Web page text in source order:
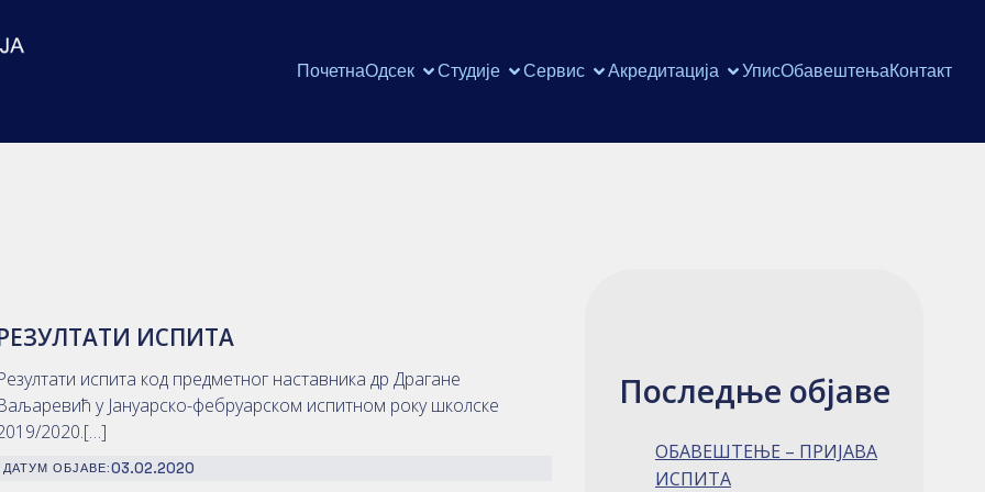
ПочетнаОдсек Студије Сервис Акредитација УписОбавештењаКонтакт
ИСПИТА
испита код предметног наставника др Драгане
у Јануарско-фебруарском испитном року школске
2020.[…]
ДАТУМ ОБЈАВЕ:03.02.2020
Последње објаве
ОБАВЕШТЕЊЕ – ПРИЈАВА
ИСПИТА